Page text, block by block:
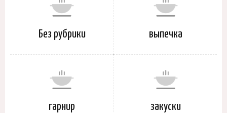
Без рубрики выпечка
гарнир закуски